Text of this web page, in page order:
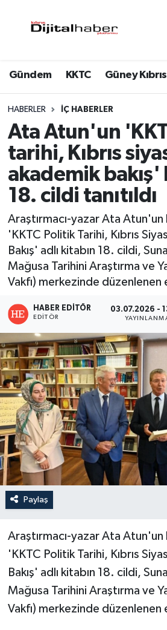
Gündem KKTC Güney Kıbrıs
HABERLER İÇ HABERLER
Ata Atun'un
tarihi, Kıbrıs
akademik bakış'
18. cildi tanıtıldı
Araştırmacı-yazar Ata Atun'un
'KKTC Politik Tarihi, Kıbrıs
Bakış' adlı kitabın 18. cildi,
Mağusa Tarihini Araştırma ve
Vakfı) merkezinde düzenlenen
HABER EDITÖR
EDITÖR
03.07.2026 -
Paylaş
Araştırmacı-yazar Ata Atun'un
'KKTC Politik Tarihi, Kıbrıs
Bakış' adlı kitabın 18. cildi,
Mağusa Tarihini Araştırma ve
Vakfı) merkezinde düzenlenen
Trafik Durumu
Süper Lig Puan Durumu ve
Tüm Manşetler
Son Dakika Haberleri
Haber Arşivi